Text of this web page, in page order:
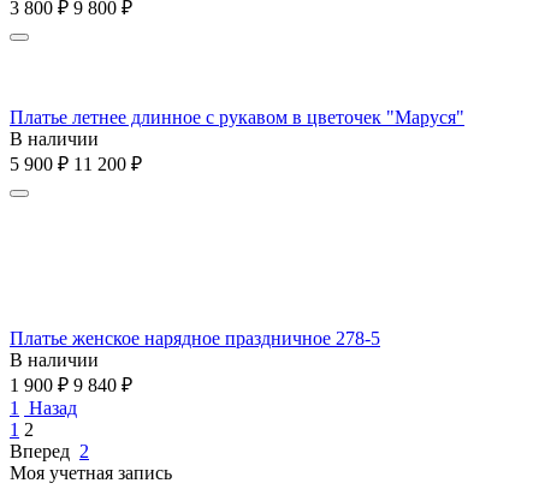
3 800 ₽ 9 800 ₽
Платье летнее длинное с рукавом в цветочек "Маруся"
В наличии
5 900 ₽ 11 200 ₽
Платье женское нарядное праздничное 278-5
В наличии
1 900 ₽ 9 840 ₽
1
Назад
1 2
Вперед 2
Моя учетная запись